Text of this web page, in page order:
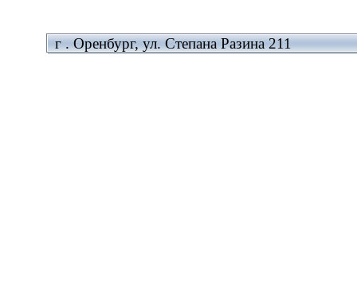
г . Оренбург, ул. Степана Разина 211